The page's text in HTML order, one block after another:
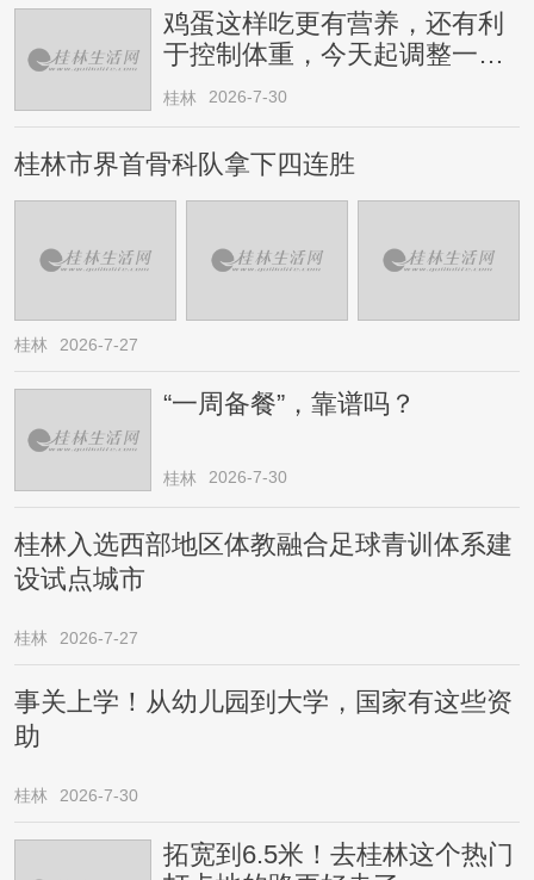
鸡蛋这样吃更有营养，还有利
于控制体重，今天起调整一下
→
桂林 2026-7-30
桂林市界首骨科队拿下四连胜
桂林 2026-7-27
“一周备餐”，靠谱吗？
桂林 2026-7-30
桂林入选西部地区体教融合足球青训体系建
设试点城市
桂林 2026-7-27
事关上学！从幼儿园到大学，国家有这些资
助
桂林 2026-7-30
拓宽到6.5米！去桂林这个热门